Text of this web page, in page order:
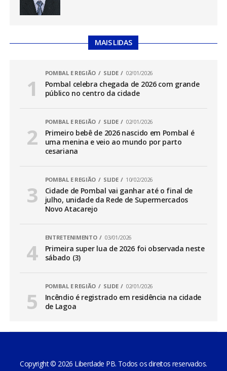
MAIS LIDAS
POMBAL E REGIÃO SLIDE 02/01/2026
Pombal celebra chegada de 2026 com grande
público no centro da cidade
POMBAL E REGIÃO SLIDE 02/01/2026
Primeiro bebê de 2026 nascido em Pombal é
uma menina e veio ao mundo por parto
cesariana
POMBAL E REGIÃO SLIDE 10/02/2026
Cidade de Pombal vai ganhar até o final de
julho, unidade da Rede de Supermercados
Novo Atacarejo
ENTRETENIMENTO 03/01/2026
Primeira super lua de 2026 foi observada neste
sábado (3)
POMBAL E REGIÃO SLIDE 02/01/2026
Incêndio é registrado em residência na cidade
de Lagoa
Copyright © 2026 Liberdade PB. Todos os direitos reservados.